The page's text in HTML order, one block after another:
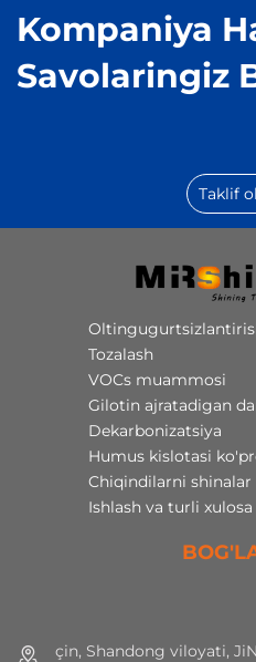
Kompaniya
Savolaringiz
Taklif
Tozalash
VOCs muammosi
Gilotin ajratadigan
Dekarbonizatsiya
Humus kislotasi
Chiqindilarni
Ishlash va turli xulosa
çin, Shandong viloyati,